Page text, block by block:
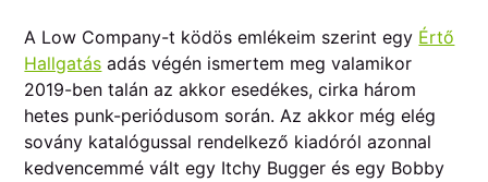
A Low Company-t ködös emlékeim szerint egy Értő
Hallgatás adás végén ismertem meg valamikor
2019-ben talán az akkor esedékes, cirka három
hetes punk-periódusom során. Az akkor még elég
sovány katalógussal rendelkező kiadóról azonnal
kedvencemmé vált egy Itchy Bugger és egy Bobby